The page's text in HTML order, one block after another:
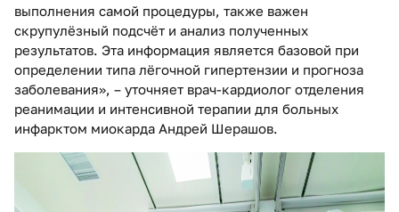
выполнения самой процедуры, также важен
скрупулёзный подсчёт и анализ полученных
результатов. Эта информация является базовой при
определении типа лёгочной гипертензии и прогноза
заболевания», – уточняет врач-кардиолог отделения
реанимации и интенсивной терапии для больных
инфарктом миокарда Андрей Шерашов.